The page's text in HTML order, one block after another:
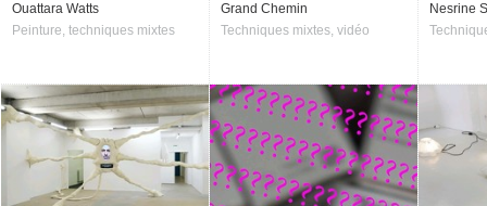
Ouattara Watts
Peinture, techniques mixtes
Grand Chemin
Techniques mixtes, vidéo
Nesrine